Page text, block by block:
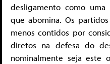
desligamento como uma
que abomina. Os
menos contidos por
diretos na defesa do
nominalmente seja este